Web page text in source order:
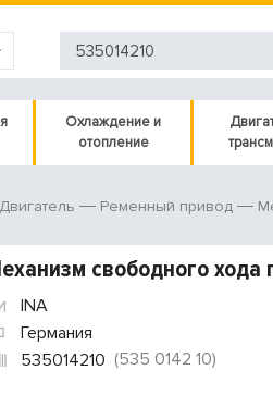
Охлаждение и
отопление
Двигатель Ременный привод
свободного хода
INA
Германия
535014210 (535 0142 10)